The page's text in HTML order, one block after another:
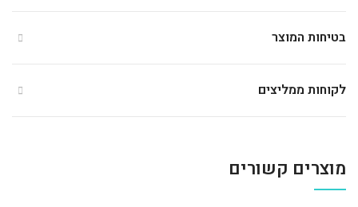
בטיחות המוצר
לקוחות ממליצים
מוצרים קשורים